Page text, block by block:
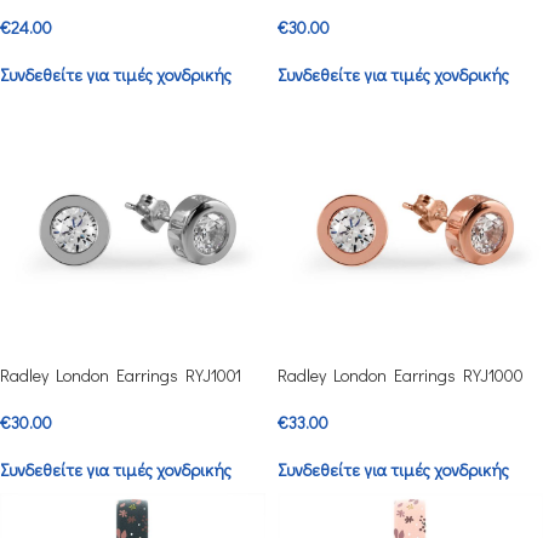
€24.00
Συνδεθείτε για τιμές χονδρικής
€30.00
Συνδεθείτε για τιμές χονδρικής
Radley London Earrings RYJ1001
€30.00
Συνδεθείτε για τιμές χονδρικής
Radley London Earrings RYJ1000
€33.00
Συνδεθείτε για τιμές χονδρικής